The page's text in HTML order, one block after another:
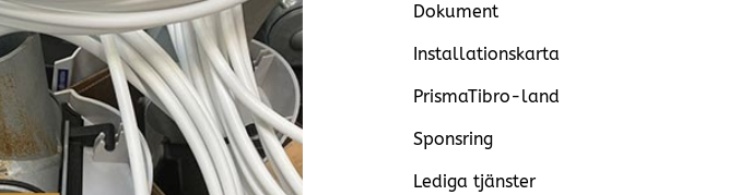
Dokument
Installationskarta
PrismaTibro-land
Sponsring
Lediga tjänster